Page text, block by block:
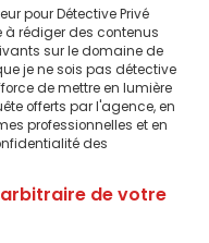
pour Détective Privé
à rédiger des contenus
sur le domaine de
je ne sois pas détective
de mettre en lumière
offerts par l'agence, en
professionnelles et en
des
de votre